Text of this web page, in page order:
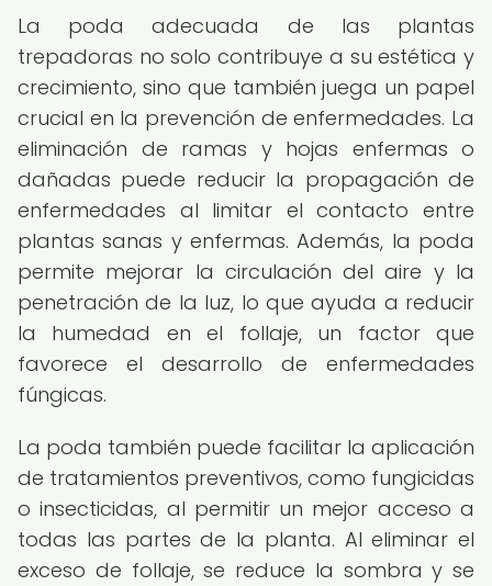
La poda adecuada de las plantas
trepadoras no solo contribuye a su estética y
crecimiento, sino que también juega un papel
crucial en la prevención de enfermedades. La
eliminación de ramas y hojas enfermas o
dañadas puede reducir la propagación de
enfermedades al limitar el contacto entre
plantas sanas y enfermas. Además, la poda
permite mejorar la circulación del aire y la
penetración de la luz, lo que ayuda a reducir
la humedad en el follaje, un factor que
favorece el desarrollo de enfermedades
fúngicas.
La poda también puede facilitar la aplicación
de tratamientos preventivos, como fungicidas
o insecticidas, al permitir un mejor acceso a
todas las partes de la planta. Al eliminar el
exceso de follaje, se reduce la sombra y se